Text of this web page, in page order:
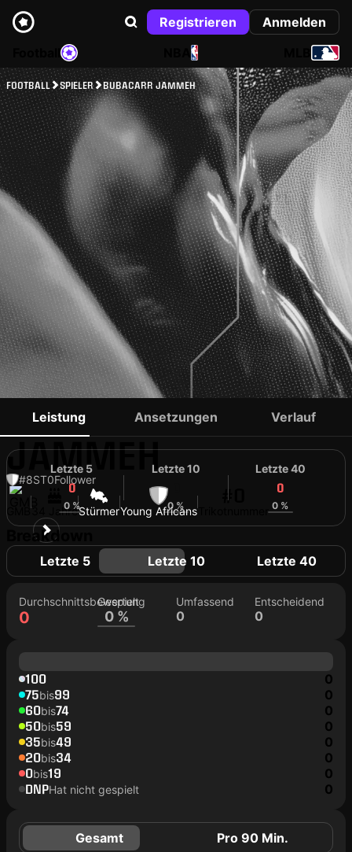
Registrieren
Anmelden
NBA
FOOTBALL SPIELER BUBACARR JAMMEH
BUBACARR
JAMMEH
#8ST0Follower
34 JahreStürmerYoung Africans
#0
Trikotnummer
Leistung Ansetzungen Verlauf
Letzte 5
0
0 %
Letzte 10
0 %
Letzte 40
0
0 %
Breakdown
Letzte 5 Letzte 10 Letzte 40
Durchschnittsbewertung
0
Gespielt
0 %
Umfassend
0
Entscheidend
0
100 0
75bis99 0
60bis74 0
50bis59 0
35bis49 0
20bis34 0
0bis19 0
DNPHat nicht gespielt 0
Gesamt Pro 90 Min.